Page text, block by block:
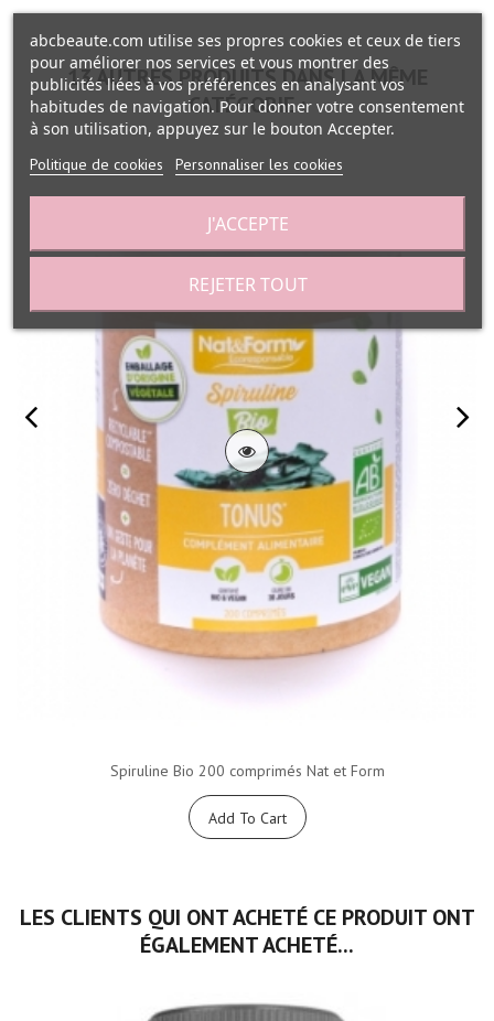
13 AUTRES PRODUITS DANS LA MÊME
CATÉGORIE :
Spiruline Bio 200 comprimés Nat et Form
Add To Cart
LES CLIENTS QUI ONT ACHETÉ CE PRODUIT ONT
ÉGALEMENT ACHETÉ...
abcbeaute.com utilise ses propres cookies et ceux de tiers
pour améliorer nos services et vous montrer des
publicités liées à vos préférences en analysant vos
habitudes de navigation. Pour donner votre consentement
à son utilisation, appuyez sur le bouton Accepter.
Politique de cookies Personnaliser les cookies
REJETER TOUT
J'ACCEPTE